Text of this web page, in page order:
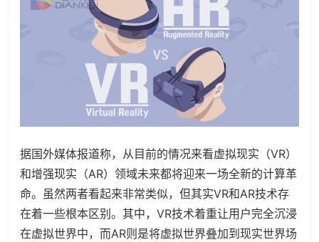
据国外媒体报道称，从目前的情况来看虚拟现实（VR）
和增强现实（AR）领域未来都将迎来一场全新的计算革
命。虽然两者看起来非常类似，但其实VR和AR技术存
在着一些根本区别。其中，VR技术着重让用户完全沉浸
在虚拟世界中，而AR则是将虚拟世界叠加到现实世界场